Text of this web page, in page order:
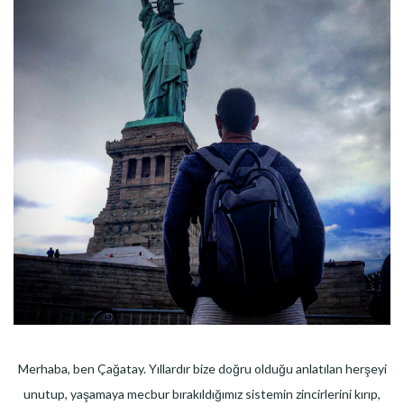
Merhaba, ben Çağatay. Yıllardır bize doğru olduğu anlatılan herşeyi
unutup, yaşamaya mecbur bırakıldığımız sistemin zincirlerini kırıp,